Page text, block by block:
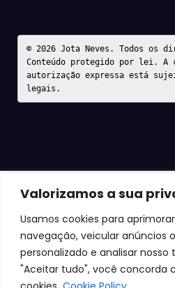
Valorizamos a sua
Usamos cookies para
navegação, veicular anúncios
personalizado e analisar
"Aceitar tudo", você concorda
© 2026 Jota Neves. Todos os
Conteúdo protegido por lei. A
autorização expressa está
legais.